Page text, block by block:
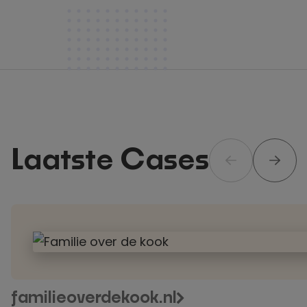
Laatste Cases
familieoverdekook.nl
foodblog
over